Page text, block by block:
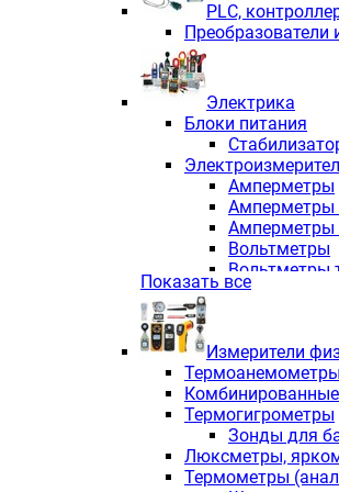
PLС,
Преобразователи
Электрика
Блоки питания
Амперметры
Амперметры
Амперметры
Вольтметры
Вольтметры
Вольтметры
Индикаторы
Измерители
Анализаторы
Показать все
Измерители
Термоанемометры
Термогигрометры
Зонды для
Люксметры,
Термометры